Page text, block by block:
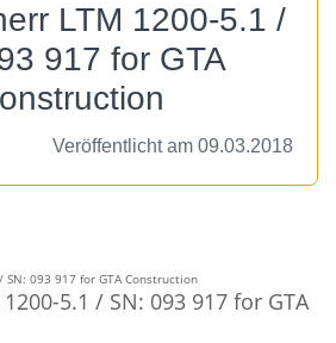
LTM 1200-5.1 /
917 for GTA
Veröffentlicht am 09.03.2018
5.1 / SN: 093 917 for GTA